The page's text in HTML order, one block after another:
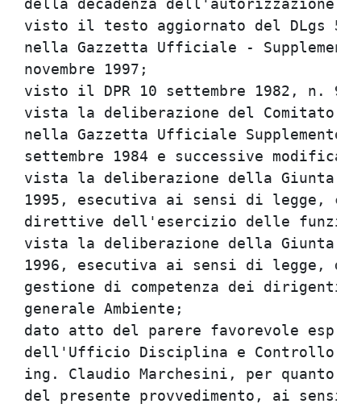
della decadenza
visto il testo aggiornato del
nella Gazzetta Ufficiale -
visto il DPR 10
vista la deliberazione del
nella Gazzetta Ufficiale
settembre 1984 e
vista la deliberazione della
1995, esecutiva ai sensi di
direttive dell'esercizio
vista la deliberazione della
1996, esecutiva ai sensi di
gestione di competenza dei
generale
dato atto del parere
dell'Ufficio Disciplina e
ing. Claudio Marchesini, per
del presente provvedimento,